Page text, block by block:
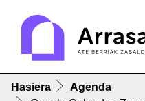
Hasiera
Agenda